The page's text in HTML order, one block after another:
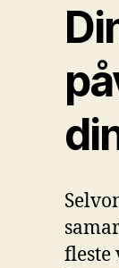
fleste